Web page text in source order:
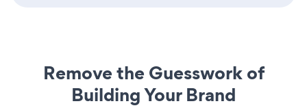
Remove the Guesswork of
Building Your Brand